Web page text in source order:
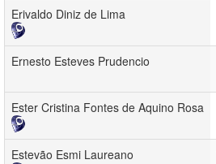
Erivaldo Diniz de Lima
Ernesto Esteves Prudencio
Ester Cristina Fontes de Aquino Rosa
Estevão Esmi Laureano